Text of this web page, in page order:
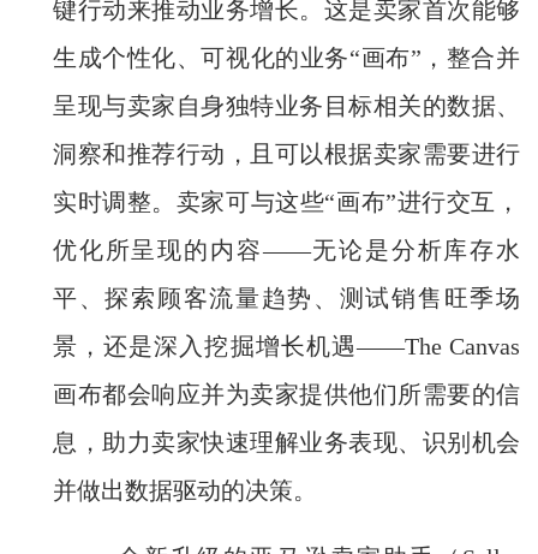
键行动来推动业务增长。这是卖家首次能够
生成个性化、可视化的业务“画布”，整合并
呈现与卖家自身独特业务目标相关的数据、
洞察和推荐行动，且可以根据卖家需要进行
实时调整。卖家可与这些“画布”进行交互，
优化所呈现的内容——无论是分析库存水
平、探索顾客流量趋势、测试销售旺季场
景，还是深入挖掘增长机遇——The Canvas
画布都会响应并为卖家提供他们所需要的信
息，助力卖家快速理解业务表现、识别机会
并做出数据驱动的决策。